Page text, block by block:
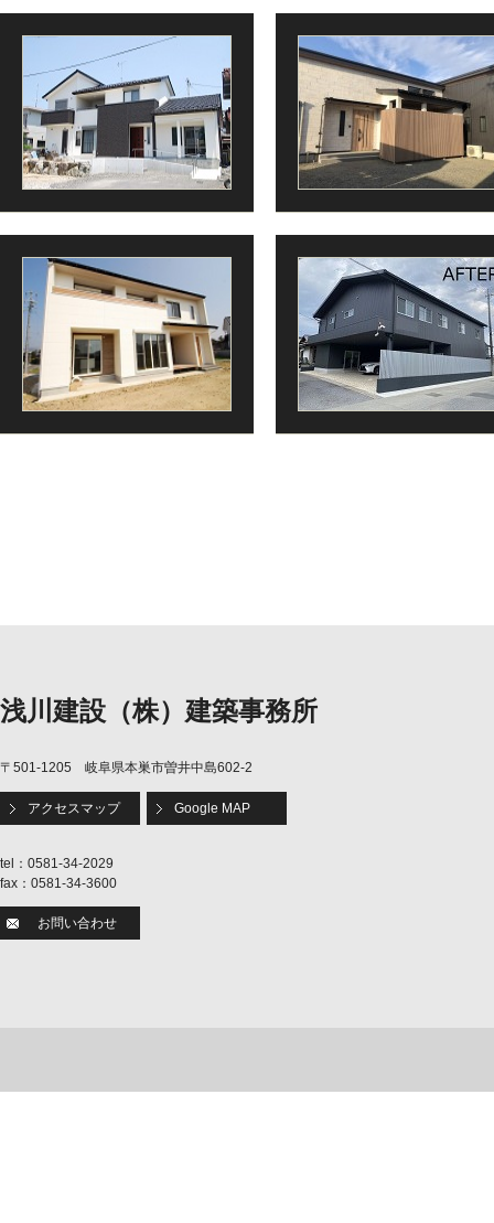
浅川建設（株）建築事務所
〒501-1205 岐阜県本巣市曽井中島602-2
アクセスマップ Google MAP
tel：0581-34-2029
fax：0581-34-3600
お問い合わせ